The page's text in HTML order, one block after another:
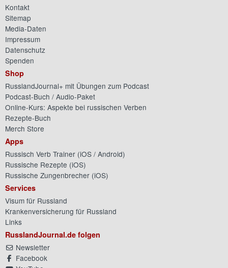
Kontakt
Sitemap
Media-Daten
Impressum
Datenschutz
Spenden
Shop
RusslandJournal+ mit Übungen zum Podcast
Podcast-Buch / Audio-Paket
Online-Kurs: Aspekte bei russischen Verben
Rezepte-Buch
Merch Store
Apps
Russisch Verb Trainer (iOS / Android)
Russische Rezepte (iOS)
Russische Zungenbrecher (iOS)
Services
Visum für Russland
Krankenversicherung für Russland
Links
RusslandJournal.de folgen
Newsletter
Facebook